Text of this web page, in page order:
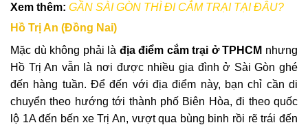
Xem thêm: GẦN SÀI GÒN THÌ ĐI CẮM TRẠI TẠI ĐÂU?
Hồ Trị An (Đồng Nai)
Mặc dù không phải là địa điểm cắm trại ở TPHCM nhưng
Hồ Trị An vẫn là nơi được nhiều gia đình ở Sài Gòn ghé
đến hàng tuần. Để đến với địa điểm này, bạn chỉ cần di
chuyển theo hướng tới thành phố Biên Hòa, đi theo quốc
lộ 1A đến bến xe Trị An, vượt qua bùng binh rồi rẽ trái đến